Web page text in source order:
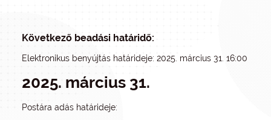
Következő beadási határidő:
Elektronikus benyújtás határideje: 2025. március 31. 16:00
2025. március 31.
Postára adás határideje: